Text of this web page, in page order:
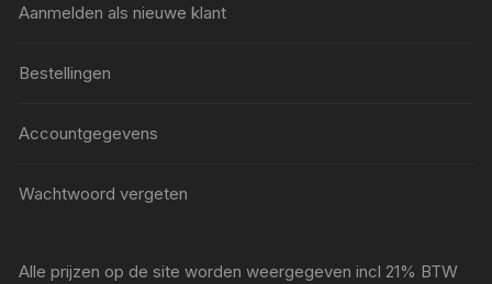
Aanmelden als nieuwe klant
Bestellingen
Accountgegevens
Wachtwoord vergeten
Alle prijzen op de site worden weergegeven incl 21% BTW